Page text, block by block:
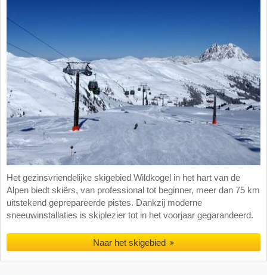
Het gezinsvriendelijke skigebied Wildkogel in het hart van de
Alpen biedt skiërs, van professional tot beginner, meer dan 75 km
uitstekend geprepareerde pistes. Dankzij moderne
sneeuwinstallaties is skiplezier tot in het voorjaar gegarandeerd.
Naar het skigebied